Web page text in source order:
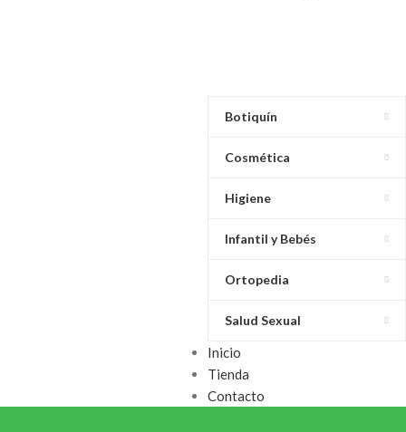
Botiquín
Cosmética
Higiene
Infantil y Bebés
Ortopedia
Salud Sexual
Inicio
Tienda
Contacto